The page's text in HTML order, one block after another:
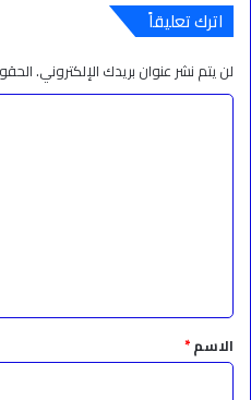
اترك تعليقاً
لن يتم نشر عنوان بريدك الإلكتروني.
ق
*الاسم*